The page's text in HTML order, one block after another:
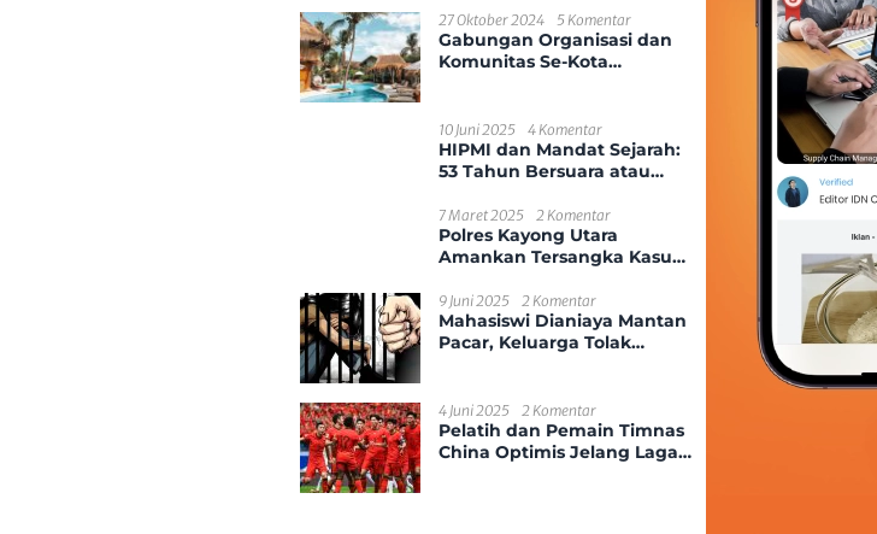
27 Oktober 2024 5 Komentar
Gabungan Organisasi dan
Komunitas Se-Kota
10 Juni 2025 4 Komentar
HIPMI dan Mandat Sejarah:
53 Tahun Bersuara atau
7 Maret 2025 2 Komentar
Polres Kayong Utara
Amankan Tersangka Kasus
9 Juni 2025 2 Komentar
Mahasiswi Dianiaya Mantan
Pacar, Keluarga Tolak
4 Juni 2025 2 Komentar
Pelatih dan Pemain Timnas
China Optimis Jelang Laga